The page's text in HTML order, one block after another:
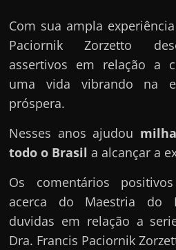
Com sua ampla
Paciornik Zorzetto
assertivos em relação a
uma vida vibrando na
próspera.
Nesses anos ajudou
todo o Brasil a alcançar a
Os comentários
acerca do Maestria do
duvidas em relação a
Dra. Francis Paciornik